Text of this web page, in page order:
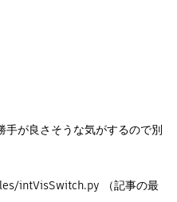
が良さそうな気がするので別
intVisSwitch.py （記事の最